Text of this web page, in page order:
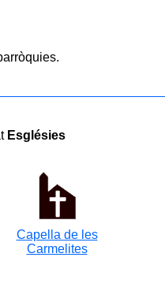
Esglésies
Capella de les
Carmelites